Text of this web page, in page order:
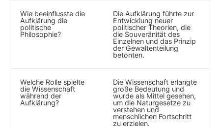
Wie beeinflusste die
Aufklärung die
politische
Philosophie?
Die ‍Aufklärung führte zur
Entwicklung neuer
politischer Theorien, die
die ‌Souveränität des
Einzelnen und das Prinzip
der Gewaltenteilung
betonten.
Welche Rolle spielte
die Wissenschaft⁣
während der
Aufklärung?
Die Wissenschaft erlangte
große​ Bedeutung und
wurde als Mittel‌ gesehen,
⁤um die Naturgesetze zu
verstehen und
menschlichen Fortschritt‌
zu erzielen.